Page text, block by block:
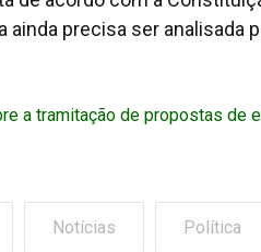
ainda precisa ser analisada
a tramitação de propostas de
Notícias Política